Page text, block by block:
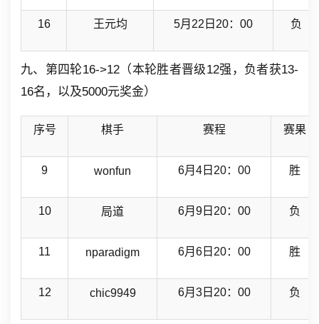
16 王元均 5月22日20：00 负
九、第四轮16->12（本轮胜者晋级12强，负者获13-
16名，以及5000元奖金）
序号 棋手 赛程 赛果
9 wonfun 6月4日20：00 胜
10 局道 6月9日20：00 负
11 nparadigm 6月6日20：00 胜
12 chic9949 6月3日20：00 负